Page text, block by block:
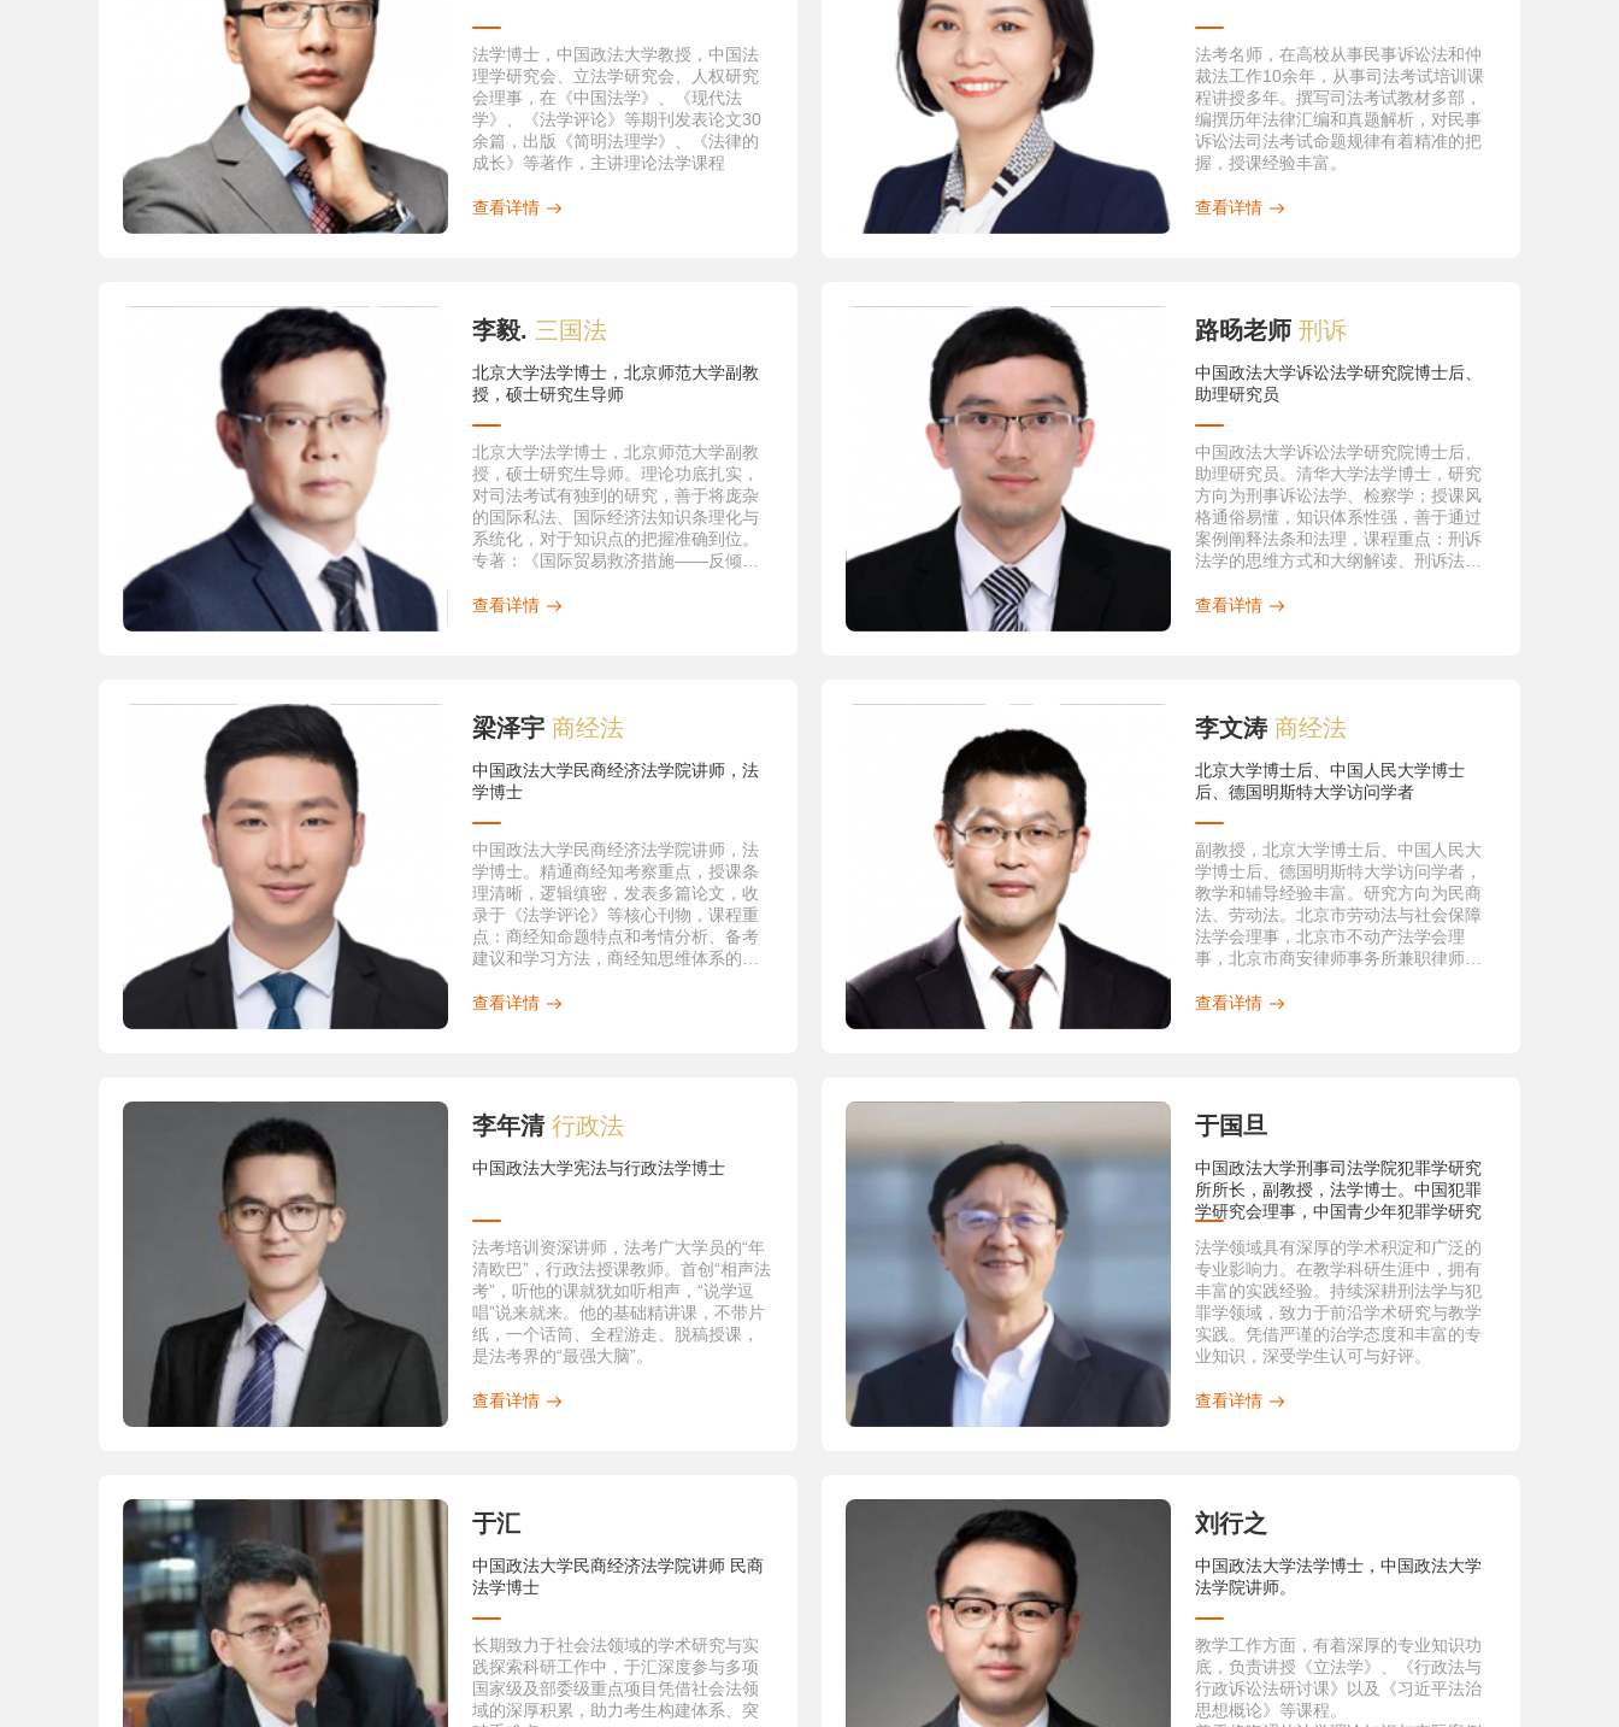
版， 2011年3月第2版，2012年12月第3
版，2015年8月第4版。
4．《调解立法研究》（合著），司法部
法治建设与法学理论研究 科研项目《调
解立法研究》最终成果，中国政法大学
出版社，2008年5月版 。
5.《民事诉讼法学》，厦门大学出版社，
2012年12月第3版，2015年8月第4版。
6.《仲裁法学》，厦门大学出版社，
学出版社，2011年4月1版，2013年8月2
版。
编，中国特色社会主义法治理论系列教
材，中国政法大学出版社2018年8月。
10.《民事诉讼法学》（独著），法学e
系列教材，中国政法大学出版社2017年8
月第1版。
（二）主要论文
1.《以克服“送达难”优化民事诉讼审前准
备程序》，《山东社会科学》2018年12
月。
2.《论裁判形成过程之司法公开》，《民
事诉讼法学的发展与走向》，中国政法
大学出版社2018年8月版。
4.《民事诉讼中诚实信用原则的空洞化及
2013年9月5日《新华文摘》转载。2013
年9月人大复印报刊资料《诉讼法学、司
十九年度重诉字第六九四号民事判决的
分析》，《月旦民商法杂志》第35期，
2012年3月。
6.《Interest Measurement in
Judgments on Disputes over Copyright
Infringement》《China Intellectual
Issue50.
讨》，《新疆大学学报》2011年第5期。
9.《论知识产权侵权诉讼中自认的限制性
规则》，《南京师范大学学报》（社科
版）2011年第3期。
限的適用についでの考察》，《中国知
的财産》，2011年3月，第29号 。
11.《特許権侵害の賠償額の認定におけ
る証明妨害の適用》，《中国知的财
産》，2011年7月，第31号.
12.《司法过程能动性的理性思考》，
《河北法学》2010年1月 。人大复印报
月全文转载。
14.《检察院监督民事诉讼之历史与现实
反思》，载于《司法改革与民事诉讼监
学研究会年会论文集2010年卷）厦门大
学出版社2010年10月。
15.《论司法过程的权利生成功能——以
民事权利救济为视角的分析》，载于
《法律适用》，2007年11月 。
16.《诉的利益及其考量》，载于《法大
民商经济法评论》第三卷，2007年11
刊）
（二）学术专著
出版个人专著1部，合著、参著2部，译
著1部，参编教材多部。代表性的著作包
括：
1.《排除合理怀疑研究》，法律出版社
2015年版（独著）
2018年版（合著）
5.《刑事证据规则运用手册》，法律出版
社2010年版（合著）
学出版社2015年版（副主编）
7.《刑事诉讼法》（教材），法律出版社
2015年版（参编）
（三）科研项目
主持、参与各类科研项目多项，主要包
括：
1. 2013年司法部国家法治与法学理论研
究项目“公安机关防范刑事冤错案件研究”
2. 2015年中央民族大学校级自主科研项
目（青年基金）“新刑事诉讼法证明标准
实证研究”
3. 2014年北京市哲学社会科学规划项目
基地法治政府研究基地课题青年创新项
三、曾获奖励
1. 2014年5月获全国第二届陈光中诉讼
3. 2013年10月获中国政法大学2013届优
秀博士学位论文奖
4. 2012年11月获O'Melveny & Myers
Legal Scholarship Award（美迈斯法学
奖学金）
5. 2011年5月获中国政法大学“学术新
法学博士，中国政法大学教授，中国法
理学研究会、立法学研究会、人权研究
会理事，在《中国法学》、《现代法
学》、《法学评论》等期刊发表论文30
余篇，出版《简明法理学》、《法律的
成长》等著作，主讲理论法学课程
查看详情
法考名师，在高校从事民事诉讼法和仲
裁法工作10余年，从事司法考试培训课
程讲授多年。撰写司法考试教材多部，
编撰历年法律汇编和真题解析，对民事
诉讼法司法考试命题规律有着精准的把
握，授课经验丰富。
查看详情
李毅. 三国法
北京大学法学博士，北京师范大学副教
授，硕士研究生导师
北京大学法学博士，北京师范大学副教
授，硕士研究生导师。理论功底扎实，
对司法考试有独到的研究，善于将庞杂
的国际私法、国际经济法知识条理化与
系统化，对于知识点的把握准确到位。
专著：《国际贸易救济措施——反倾
（合著），对外经济贸易大学出版社
查看详情
路旸老师 刑诉
中国政法大学诉讼法学研究院博士后、
助理研究员
中国政法大学诉讼法学研究院博士后、
助理研究员。清华大学法学博士，研究
方向为刑事诉讼法学、检察学；授课风
格通俗易懂，知识体系性强，善于通过
案例阐释法条和法理，课程重点：刑诉
法学的思维方式和大纲解读、刑诉法学
查看详情
梁泽宇 商经法
中国政法大学民商经济法学院讲师，法
学博士
中国政法大学民商经济法学院讲师，法
学博士。精通商经知考察重点，授课条
理清晰，逻辑缜密，发表多篇论文，收
录于《法学评论》等核心刊物，课程重
点：商经知命题特点和考情分析、备考
建议和学习方法，商经知思维体系的梳
查看详情
李文涛 商经法
北京大学博士后、中国人民大学博士
后、德国明斯特大学访问学者
副教授，北京大学博士后、中国人民大
学博士后、德国明斯特大学访问学者，
教学和辅导经验丰富。研究方向为民商
法、劳动法。北京市劳动法与社会保障
法学会理事，北京市不动产法学会理
事，北京市商安律师事务所兼职律师。
律，对商经部分的重点和难点把握全
查看详情
李年清 行政法
中国政法大学宪法与行政法学博士
法考培训资深讲师，法考广大学员的“年
清欧巴”，行政法授课教师。首创“相声法
考”，听他的课就犹如听相声，“说学逗
唱”说来就来。他的基础精讲课，不带片
纸，一个话筒、全程游走、脱稿授课，
是法考界的“最强大脑”。
脱稿、欢乐有趣
查看详情
于国旦
中国政法大学刑事司法学院犯罪学研究
所所长，副教授，法学博士。中国犯罪
学研究会理事，中国青少年犯罪学研究
法学领域具有深厚的学术积淀和广泛的
专业影响力。在教学科研生涯中，拥有
丰富的实践经验。持续深耕刑法学与犯
罪学领域，致力于前沿学术研究与教学
实践。凭借严谨的治学态度和丰富的专
业知识，深受学生认可与好评。​
查看详情
于汇
中国政法大学民商经济法学院讲师​ 民商
法学博士
长期致力于社会法领域的学术研究与实
践探索​科研工作中，于汇深度参与多项
国家级及部委级重点项目凭借社会法领
域的深厚积累，助力考生构建体系、突
刘行之
中国政法大学法学博士，中国政法大学
法学院讲师。
教学工作方面，有着深厚的专业知识功
底，负责讲授《立法学》、《行政法与
行政诉讼法研讨课》以及《习近平法治
思想概论》等课程。